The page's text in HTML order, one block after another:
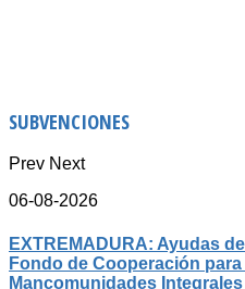
SUBVENCIONES
Prev Next
06-08-2026
EXTREMADURA: Ayudas del
Fondo de Cooperación para
Mancomunidades